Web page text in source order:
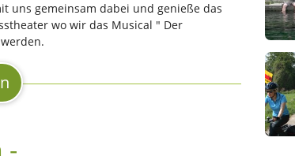
uns gemeinsam dabei und genieße das
wo wir das Musical " Der